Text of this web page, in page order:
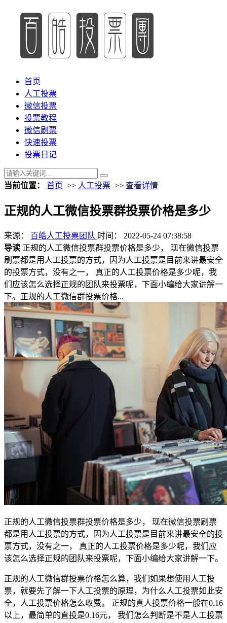
首页
人工投票
微信投票
投票教程
微信刷票
快速投票
投票日记
当前位置： 首页 >> 人工投票 >> 查看详情
正规的人工微信投票群投票价格是多少
来源： 百皓人工投票团队 时间： 2022-05-24 07:38:58
导读 正规的人工微信投票群投票价格是多少， 现在微信投票
刷票都是用人工投票的方式，因为人工投票是目前来讲最安全
的投票方式，没有之一， 真正的人工投票价格是多少呢，我
们应该怎么选择正规的团队来投票呢，下面小编给大家讲解一
下。正规的人工微信群投票价格...
正规的人工微信投票群投票价格是多少， 现在微信投票刷票
都是用人工投票的方式，因为人工投票是目前来讲最安全的投
票方式，没有之一， 真正的人工投票价格是多少呢，我们应
该怎么选择正规的团队来投票呢，下面小编给大家讲解一下。
正规的人工微信群投票价格怎么算，我们如果想使用人工投
票，就要先了解一下人工投票的原理，为什么人工投票如此安
全，人工投票价格怎么收费。 正规的真人投票价格一般在0.16
以上，最简单的直投是0.16元， 我们怎么判断是不是人工投票